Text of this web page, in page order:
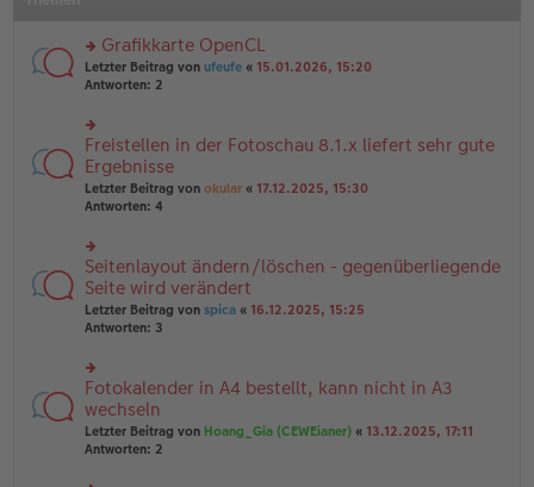
er
B
ei
tr
g
es
e
n
B
ei
tr
a
g
rs
te
u
n
g
el
es
e
er
B
ei
tr
a
g
Grafikkarte OpenCL
Letzter Beitrag von ufeufe « 15.01.2026, 15:20
Antworten: 2
rs
te
r
u
n
el
es
e
n
er
tr
a
g
Freistellen in der Fotoschau 8.1.x liefert sehr gute
Ergebnisse
Letzter Beitrag von okular « 17.12.2025, 15:30
Antworten: 4
rs
te
r
u
n
el
es
e
n
er
Seitenlayout ändern/löschen - gegenüberliegende
Seite wird verändert
Letzter Beitrag von spica « 16.12.2025, 15:25
Antworten: 3
rs
te
r
u
n
Fotokalender in A4 bestellt, kann nicht in A3
wechseln
Letzter Beitrag von Hoang_Gia (CEWEianer) « 13.12.2025, 17:11
Antworten: 2